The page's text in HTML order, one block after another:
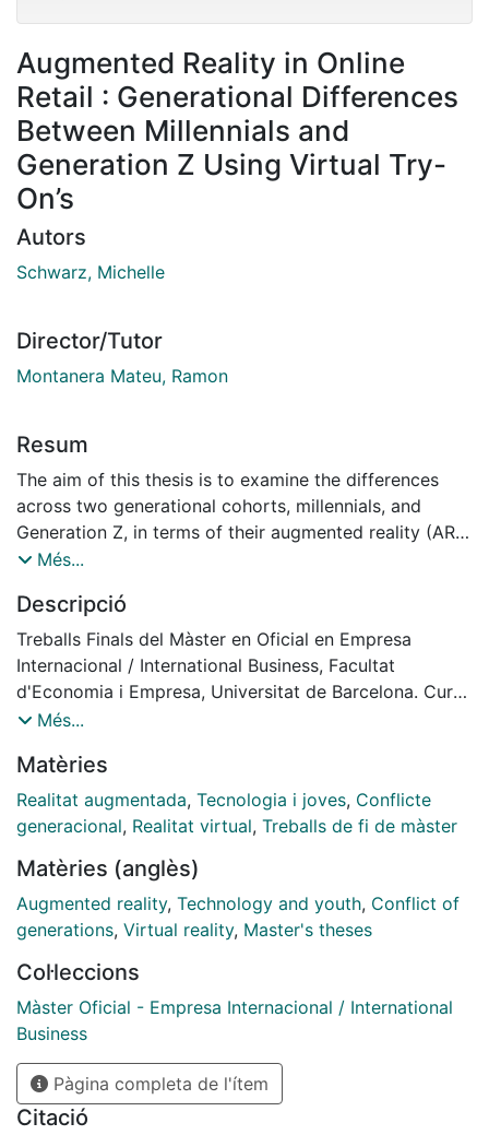
Augmented Reality in Online
Retail : Generational Differences
Between Millennials and
Generation Z Using Virtual Try-
On’s
Autors
Schwarz, Michelle
Director/Tutor
Montanera Mateu, Ramon
Resum
The aim of this thesis is to examine the differences
across two generational cohorts, millennials, and
Generation Z, in terms of their augmented reality (AR)
experience using virtual try-on’s (VTO) in online retail.
survey and experiment carried out among 198
participants, the results revealed significant
differences in post-usage variables. Millennials
experienced higher hedonic value and need for touch
while Gen Z experienced higher utilitarian value, ease
There were no statistical differences in spatial
presence, psychological ownership, and awareness of
privacy practices. However, the study clearly shows
contributes to the research on augmented reality and
generational marketing. Considering cohort-specific
differences will enable practitioners to clúster
personas to target more efficiently for optimised
marketing strategies, and, as a bonus, to increase the
environmental sustainability of online retail.
Més...
Descripció
Treballs Finals del Màster en Oficial en Empresa
Internacional / International Business, Facultat
d'Economia i Empresa, Universitat de Barcelona. Curs:
2020-2022. Tutor: Ramon Montanera Mateu
Més...
Matèries
Realitat augmentada, Tecnologia i joves, Conflicte
generacional, Realitat virtual, Treballs de fi de màster
Matèries (anglès)
Augmented reality, Technology and youth, Conflict of
generations, Virtual reality, Master's theses
Col·leccions
Màster Oficial - Empresa Internacional / International
Business
Pàgina completa de l'ítem
Citació